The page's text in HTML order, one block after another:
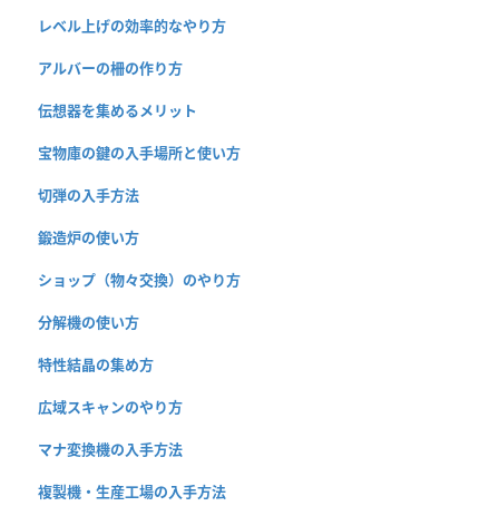
レベル上げの効率的なやり方
アルバーの柵の作り方
伝想器を集めるメリット
宝物庫の鍵の入手場所と使い方
切弾の入手方法
鍛造炉の使い方
ショップ（物々交換）のやり方
分解機の使い方
特性結晶の集め方
広域スキャンのやり方
マナ変換機の入手方法
複製機・生産工場の入手方法